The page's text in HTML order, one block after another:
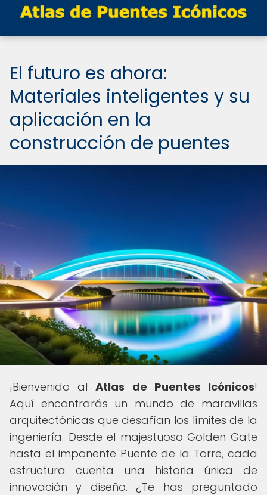
El futuro es ahora:
Materiales inteligentes y su
aplicación en la
construcción de puentes
¡Bienvenido alAtlas de Puentes Icónicos!
Aquí encontrarás un mundo de maravillas
arquitectónicas que desafían los límites de la
ingeniería. Desde el majestuoso Golden Gate
hasta el imponente Puente de la Torre, cada
estructura cuenta una historia única de
innovación y diseño. ¿Te has preguntado